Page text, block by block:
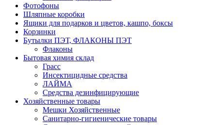
Фотофоны
Шляпные коробки
Ящики для подарков и цветов, кашпо, боксы
Корзинки
Бутылки ПЭТ, ФЛАКОНЫ ПЭТ
Флаконы
Бытовая химия склад
Грасс
Инсектицидные средства
ЛАЙМА
Средства дезинфицирующие
Хозяйственные товары
Мешки Хозяйственные
Санитарно-гигиенические товары